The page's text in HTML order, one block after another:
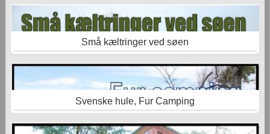
Små kæltringer ved søen
Svenske hule, Fur Camping